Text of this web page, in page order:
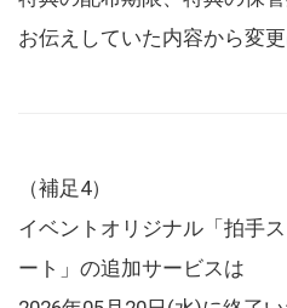
お伝えしていた内容から変更
（補足4）
イベントオリジナル「拍手
ート」の追加サービスは